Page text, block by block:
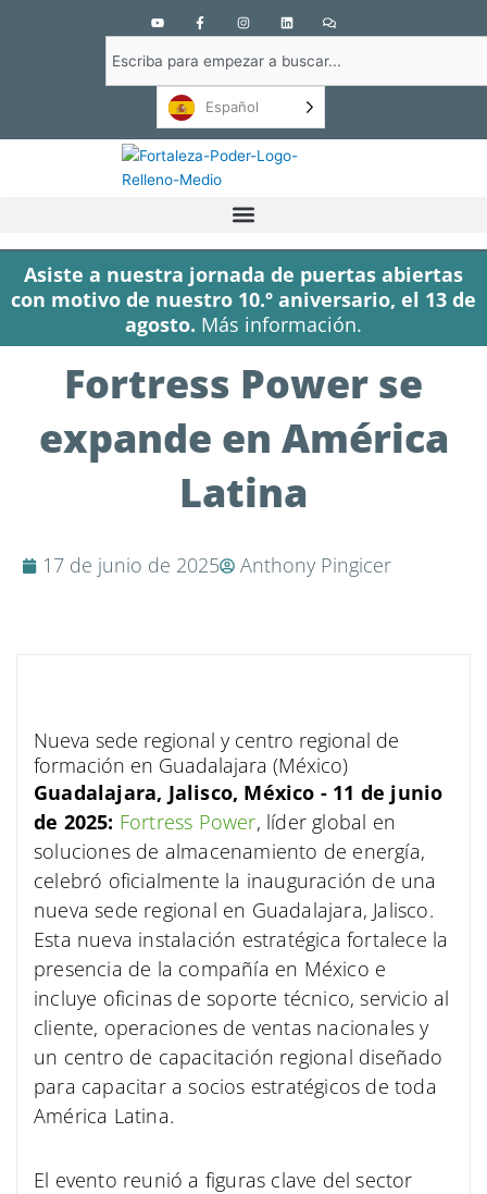
Y
o
u
t
u
b
F
a
c
e
b
o
f
I
n
s
t
a
g
a
L
i
n
k
e
d
C
o
m
e
n
t
en
Español
Asiste a nuestra jornada de puertas abiertas
con motivo de nuestro 10.º aniversario, el 13 de
agosto. Más información.
Fortress Power se
expande en América
Latina
17 de junio de 2025 Anthony Pingicer
Nueva sede regional y centro regional de
formación en Guadalajara (México)
Guadalajara, Jalisco, México - 11 de junio
de 2025: Fortress Power, líder global en
soluciones de almacenamiento de energía,
celebró oficialmente la inauguración de una
nueva sede regional en Guadalajara, Jalisco.
Esta nueva instalación estratégica fortalece la
presencia de la compañía en México e
incluye oficinas de soporte técnico, servicio al
cliente, operaciones de ventas nacionales y
un centro de capacitación regional diseñado
para capacitar a socios estratégicos de toda
América Latina.
El evento reunió a figuras clave del sector